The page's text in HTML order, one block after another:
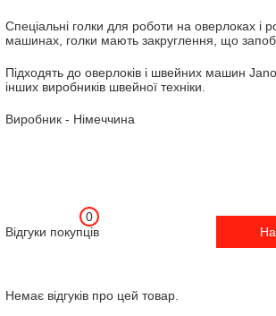
Спеціальні голки для роботи на оверлоках і
машинах, голки мають закруглення, що
Підходять до оверлоків і швейних машин
інших виробників швейної техніки.
Виробник - Німеччина
Відгуки покупців
0
Немає відгуків про цей товар.